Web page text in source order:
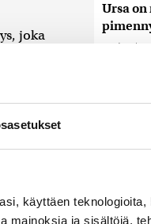
käyttäen teknologioita,
mainoksia ja sisältöjä,
joka
Ursa
Uutiset |
Ensi